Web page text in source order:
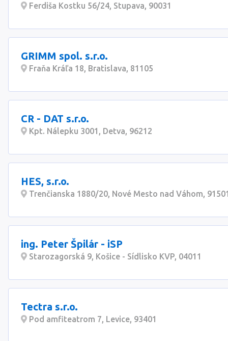
Ferdiša Kostku 56/24, Stupava, 90031
GRIMM spol. s.r.o.
Fraňa Kráľa 18, Bratislava, 81105
CR - DAT s.r.o.
Kpt. Nálepku 3001, Detva, 96212
HES, s.r.o.
Trenčianska 1880/20, Nové Mesto nad Váhom,
ing. Peter Špilár - iSP
Starozagorská 9, Košice - Sídlisko KVP, 04011
Tectra s.r.o.
Pod amfiteatrom 7, Levice, 93401